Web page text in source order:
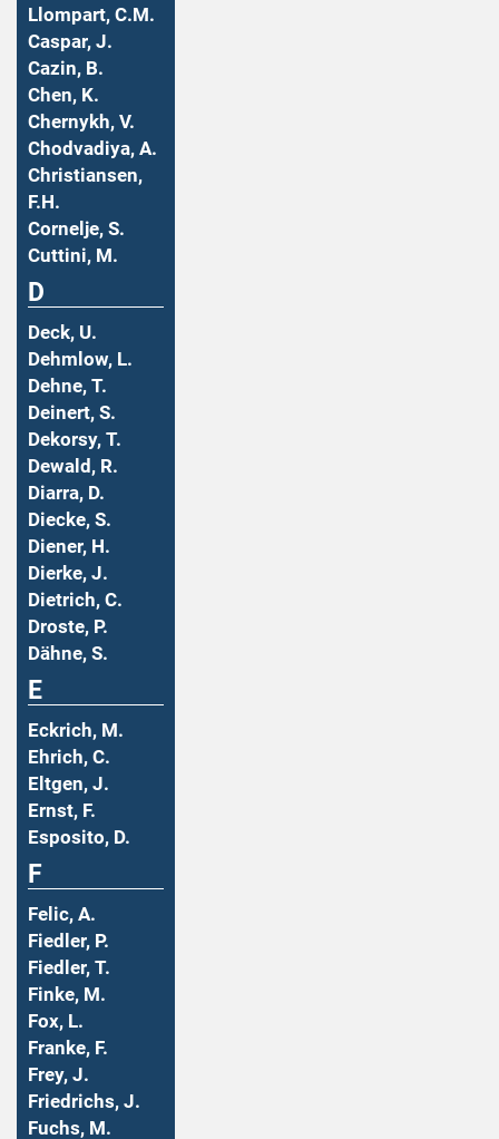
Llompart, C.M.
Caspar, J.
Cazin, B.
Chen, K.
Chernykh, V.
Chodvadiya, A.
Christiansen,
F.H.
Cornelje, S.
Cuttini, M.
D
Deck, U.
Dehmlow, L.
Dehne, T.
Deinert, S.
Dekorsy, T.
Dewald, R.
Diarra, D.
Diecke, S.
Diener, H.
Dierke, J.
Dietrich, C.
Droste, P.
Dähne, S.
E
Eckrich, M.
Ehrich, C.
Eltgen, J.
Ernst, F.
Esposito, D.
F
Felic, A.
Fiedler, P.
Fiedler, T.
Finke, M.
Fox, L.
Franke, F.
Frey, J.
Friedrichs, J.
Fuchs, M.